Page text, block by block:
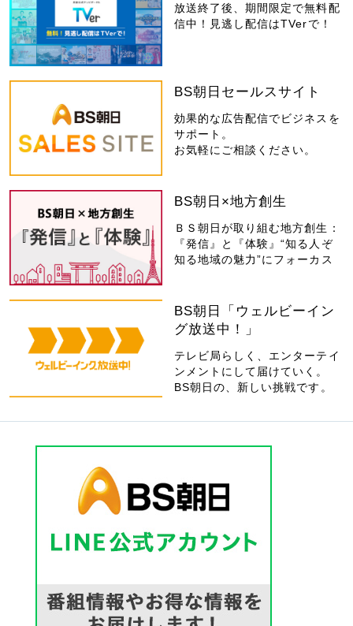
放送終了後、期間限定で無料配
信中！見逃し配信はTVerで！
BS朝日セールスサイト
効果的な広告配信でビジネスを
サポート。
お気軽にご相談ください。
BS朝日×地方創生
ＢＳ朝日が取り組む地方創生：
『発信』と『体験』“知る人ぞ
知る地域の魅力”にフォーカス
BS朝日「ウェルビーイン
グ放送中！」
テレビ局らしく、エンターテイ
ンメントにして届けていく。
BS朝日の、新しい挑戦です。